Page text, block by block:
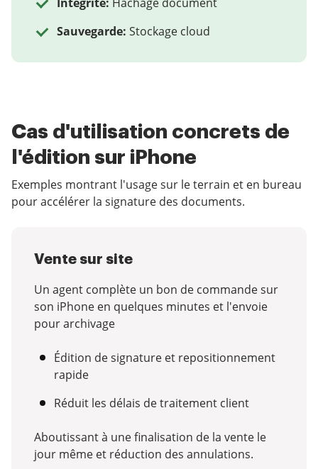
Sauvegarde: Stockage cloud
Cas d'utilisation concrets de
l'édition sur iPhone
Exemples montrant l'usage sur le terrain et en bureau
pour accélérer la signature des documents.
Vente sur site
Un agent complète un bon de commande sur
son iPhone en quelques minutes et l'envoie
pour archivage
Édition de signature et repositionnement
rapide
Réduit les délais de traitement client
Aboutissant à une finalisation de la vente le
jour même et réduction des annulations.